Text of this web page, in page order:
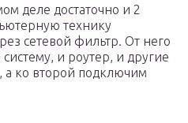
деле достаточно и 2
технику
сетевой фильтр. От него
и роутер, и другие
ко второй подключим